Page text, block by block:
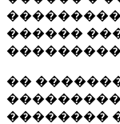
������
��
��������